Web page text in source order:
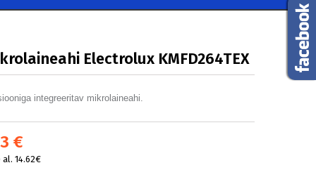
Electrolux KMFD264TEX
integreeritav mikrolaineahi.
€
al. 14.62€